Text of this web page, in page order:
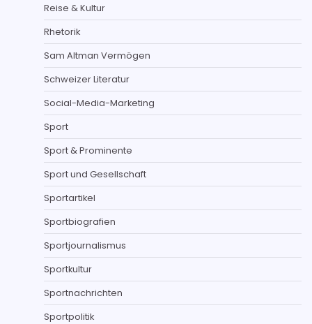
Reise & Kultur
Rhetorik
Sam Altman Vermögen
Schweizer Literatur
Social-Media-Marketing
Sport
Sport & Prominente
Sport und Gesellschaft
Sportartikel
Sportbiografien
Sportjournalismus
Sportkultur
Sportnachrichten
Sportpolitik